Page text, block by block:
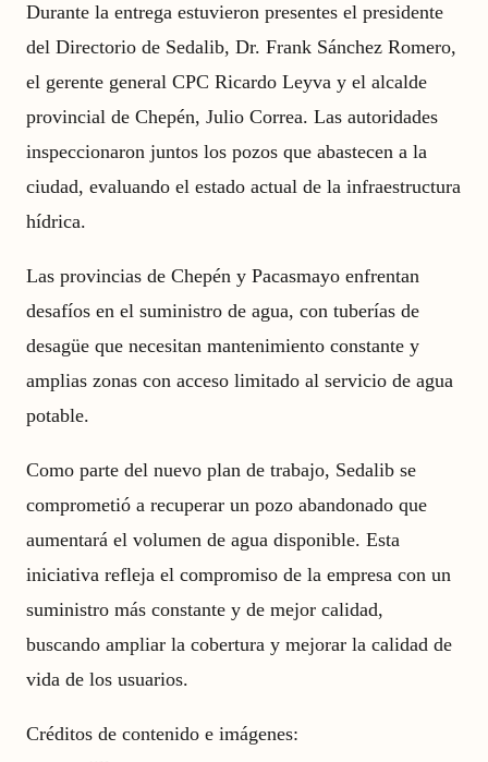
Durante la entrega estuvieron presentes el presidente
del Directorio de Sedalib, Dr. Frank Sánchez Romero,
el gerente general CPC Ricardo Leyva y el alcalde
provincial de Chepén, Julio Correa. Las autoridades
inspeccionaron juntos los pozos que abastecen a la
ciudad, evaluando el estado actual de la infraestructura
hídrica.
Las provincias de Chepén y Pacasmayo enfrentan
desafíos en el suministro de agua, con tuberías de
desagüe que necesitan mantenimiento constante y
amplias zonas con acceso limitado al servicio de agua
potable.
Como parte del nuevo plan de trabajo, Sedalib se
comprometió a recuperar un pozo abandonado que
aumentará el volumen de agua disponible. Esta
iniciativa refleja el compromiso de la empresa con un
suministro más constante y de mejor calidad,
buscando ampliar la cobertura y mejorar la calidad de
vida de los usuarios.
Créditos de contenido e imágenes: